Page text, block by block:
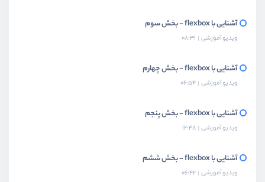
آشنایی با flexbox - بخش سوم
ویدیو آموزشی 08:31
آشنایی با flexbox - بخش چهارم
ویدیو آموزشی 06:54
آشنایی با flexbox - بخش پنجم
ویدیو آموزشی 12:48
آشنایی با flexbox - بخش ششم
ویدیو آموزشی 06:42